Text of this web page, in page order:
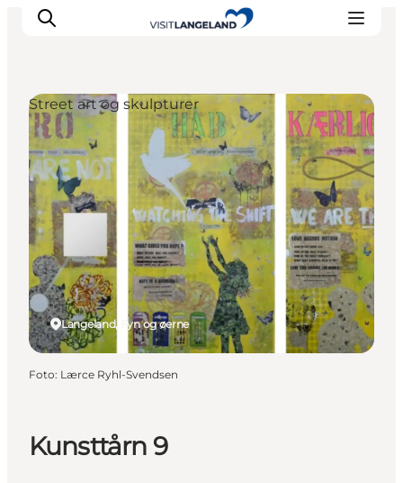
Oplevelser
Byer og øer
Outdoor
Overnatning
Planlæg ferie
Kunsttårn 9
Langeland, Fyn og øerne
Street art og skulpturer
Foto: Lærce Ryhl-Svendsen